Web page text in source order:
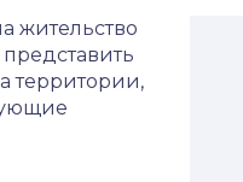
жительство
территории,